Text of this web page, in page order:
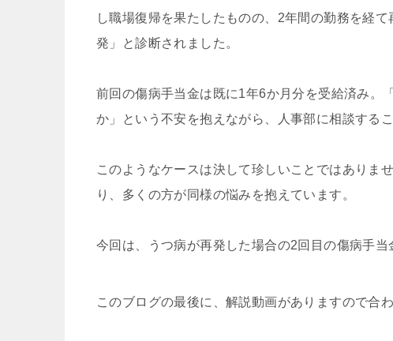
し職場復帰を果たしたものの、2年間の勤務を経
発」と診断されました。
前回の傷病手当金は既に1年6か月分を受給済み。
か」という不安を抱えながら、人事部に相談するこ
このようなケースは決して珍しいことではありま
り、多くの方が同様の悩みを抱えています。
今回は、うつ病が再発した場合の2回目の傷病手
このブログの最後に、解説動画がありますので合